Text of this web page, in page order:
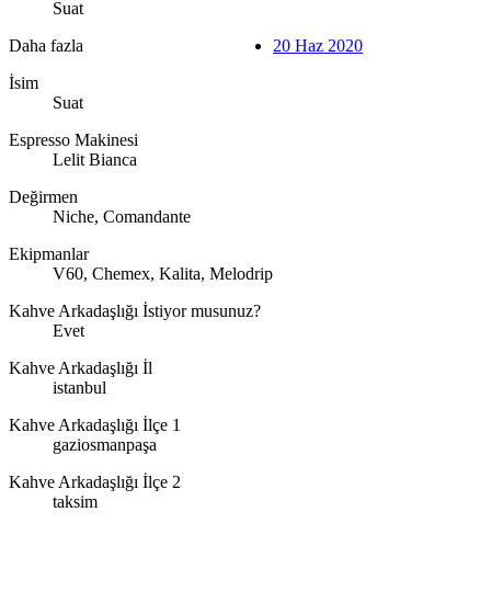
Suat
Daha fazla
İsim
Suat
Espresso Makinesi
Lelit Bianca
Değirmen
Niche, Comandante
Ekipmanlar
V60, Chemex, Kalita, Melodrip
Kahve Arkadaşlığı İstiyor musunuz?
Evet
Kahve Arkadaşlığı İl
istanbul
Kahve Arkadaşlığı İlçe 1
gaziosmanpaşa
Kahve Arkadaşlığı İlçe 2
taksim
20 Haz 2020